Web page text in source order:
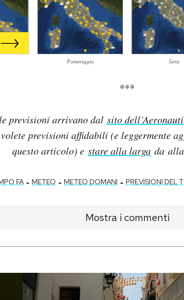
Pomeriggio Sera
***
previsioni arrivano dal sito
previsioni affidabili (e leggermente
questo articolo) e stare alla larga da
FA - METEO - METEO DOMANI - PREVISIONI DEL
Mostra i commenti